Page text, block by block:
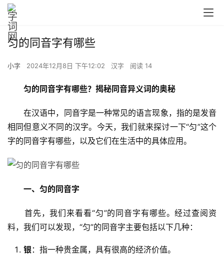
匀的同音字有哪些
小字 2024年12月8日 下午12:02 汉字 阅读 14
匀的同音字有哪些？揭秘同音异义词的奥秘
在汉语中，同音字是一种常见的语言现象，指的是发音
相同但意义不同的汉字。今天，我们就来探讨一下“匀”这个
字的同音字有哪些，以及它们在生活中的具体应用。
一、匀的同音字
首先，我们来看看“匀”的同音字有哪些。经过查阅资
料，我们可以发现，“匀”的同音字主要包括以下几种：
银：指一种贵金属，具有很高的经济价值。